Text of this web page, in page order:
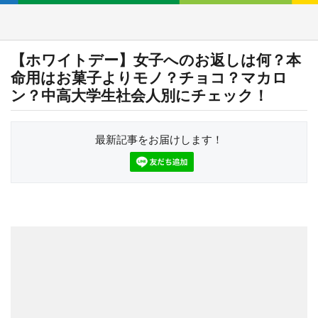
【ホワイトデー】女子へのお返しは何？本
命用はお菓子よりモノ？チョコ？マカロ
ン？中高大学生社会人別にチェック！
最新記事をお届けします！